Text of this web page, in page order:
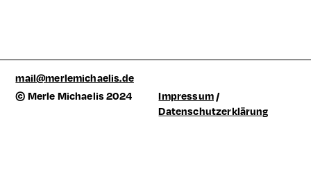
mail@merlemichaelis.de
© Merle Michaelis 2024
Impressum/
Datenschutzerklärung